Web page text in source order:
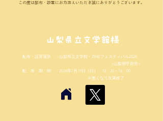
​この度は配布・設置にお力添えいただき誠にありがとうございます。
山梨県立文学館様
配布・設置場所 ：山梨県立文学館・ZINEフェスティバル2026
（山梨県甲府市）
配 布 期 間 ：2026年7月19日（日） 10：30～16：00
​ ※無くなり次第終了